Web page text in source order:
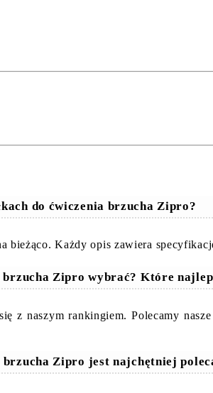
do ćwiczenia brzucha Zipro?
Każdy opis zawiera
brzucha Zipro wybrać? Które
z naszym rankingiem. Polecamy
Zipro jest najchętniej